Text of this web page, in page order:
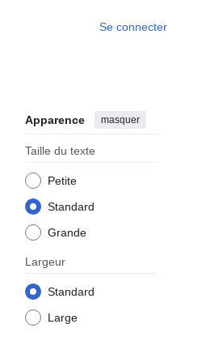
Se connecter
Apparence masquer
Taille du texte
Petite
Standard
Grande
Largeur
Standard
Large